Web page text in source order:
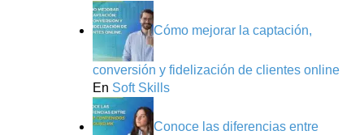
Cómo mejorar la captación,
conversión y fidelización de clientes online
En Soft Skills
Conoce las diferencias entre